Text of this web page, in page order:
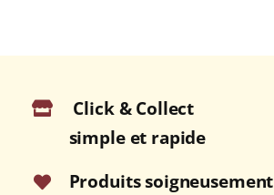
2005
Champagne
Click & Collect
simple et rapide
Produits soigneusement